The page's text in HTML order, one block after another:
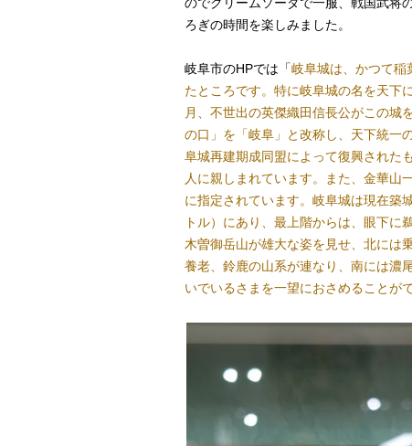
ろぎの時間を楽しみました。
岐阜市のHPでは「岐阜城は、かつて稲
たところです。特に岐阜城の名を天下
月、不世出の英傑織田信長公がこの城
の口」を「岐阜」と改称し、天下統一
阜城再建期成同盟によって復興された
人に親しまれています。また、金華山
に指定されています。岐阜城は現在築
トル）にあり、最上階からは、眼下に
木曽御岳山が雄大な姿を見せ、北には
養老、鈴鹿の山系が連なり、南には濃
いでいるさまを一望におさめることが